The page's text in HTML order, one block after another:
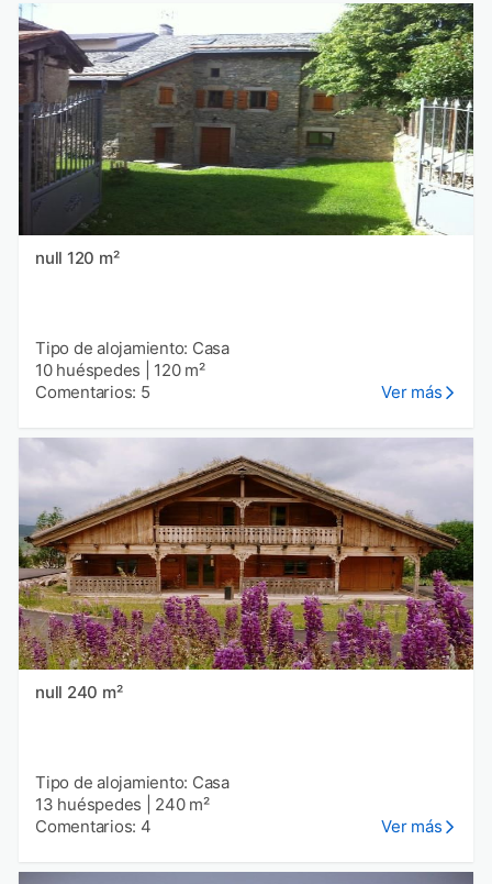
null 120 m²
Tipo de alojamiento: Casa
10 huéspedes
120 m²
Comentarios: 5
Ver más
null 240 m²
Tipo de alojamiento: Casa
13 huéspedes
240 m²
Comentarios: 4
Ver más